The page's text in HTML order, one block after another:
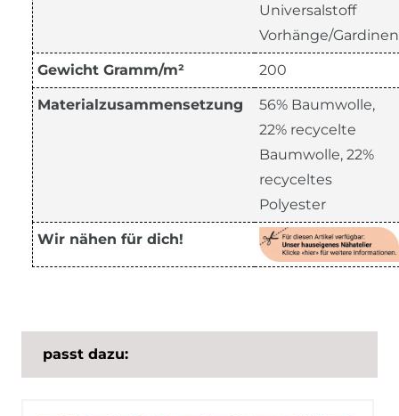
Universalstoff
Vorhänge/Gardinen
Gewicht Gramm/m² 200
Materialzusammensetzung
56% Baumwolle,
22% recycelte
Baumwolle, 22%
recyceltes
Polyester
Wir nähen für dich!
passt dazu: